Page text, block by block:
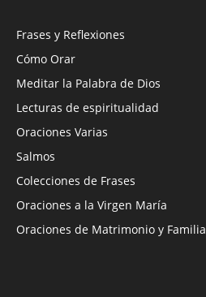
Frases y Reflexiones
Cómo Orar
Meditar la Palabra de Dios
Lecturas de espiritualidad
Oraciones Varias
Salmos
Colecciones de Frases
Oraciones a la Virgen María
Oraciones de Matrimonio y Familia